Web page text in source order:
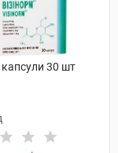
капсули 30 шт